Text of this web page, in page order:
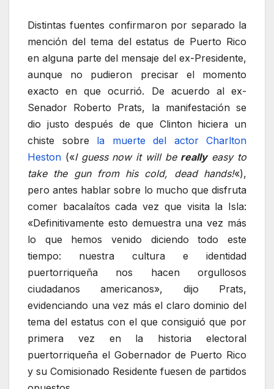
Distintas fuentes confirmaron por separado la
mención del tema del estatus de Puerto Rico
en alguna parte del mensaje del ex-Presidente,
aunque no pudieron precisar el momento
exacto en que ocurrió. De acuerdo al ex-
Senador Roberto Prats, la manifestación se
dio justo después de que Clinton hiciera un
chiste sobre la muerte del actor Charlton
Heston («I guess now it will be reallyeasy to
take the gun from his cold, dead hands!«),
pero antes hablar sobre lo mucho que disfruta
comer bacalaítos cada vez que visita la Isla:
«Definitivamente esto demuestra una vez más
lo que hemos venido diciendo todo este
tiempo: nuestra cultura e identidad
puertorriqueña nos hacen orgullosos
ciudadanos americanos», dijo Prats,
evidenciando una vez más el claro dominio del
tema del estatus con el que consiguió que por
primera vez en la historia electoral
puertorriqueña el Gobernador de Puerto Rico
y su Comisionado Residente fuesen de partidos